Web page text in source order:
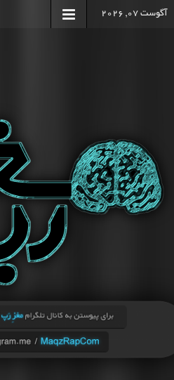
آگوست 07, 2026